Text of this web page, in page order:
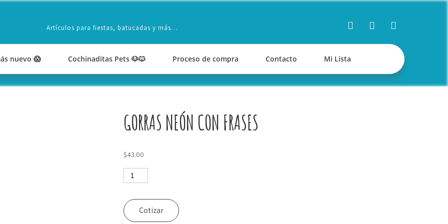
Artículos para fiestas, batucadas y más…
nuevo 😱 Cochinaditas Pets 🐶🐱 Proceso de compra Contacto Mi Lista
GORRAS NEÓN CON FRASES
$43.00
Gorras
neón
con
frases
cantidad
Cotizar